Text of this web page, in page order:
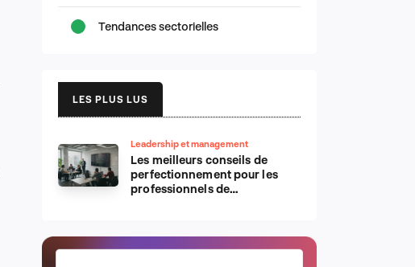
Tendances sectorielles
LES PLUS LUS
Leadership et management
Les meilleurs conseils de
perfectionnement pour les
professionnels de